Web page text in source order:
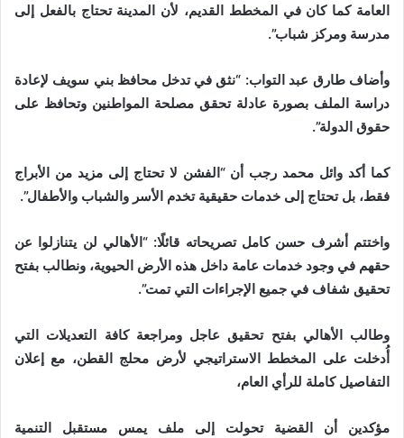
العامة كما كان في المخطط القديم، لأن المدينة تحتاج بالفعل إلى
مدرسة ومركز شباب”.
وأضاف طارق عبد التواب: “نثق في تدخل محافظ بني سويف لإعادة
دراسة الملف بصورة عادلة تحقق مصلحة المواطنين وتحافظ على
حقوق الدولة”.
كما أكد وائل محمد رجب أن “الفشن لا تحتاج إلى مزيد من الأبراج
فقط، بل تحتاج إلى خدمات حقيقية تخدم الأسر والشباب والأطفال”.
واختتم أشرف حسن كامل تصريحاته قائلًا: “الأهالي لن يتنازلوا عن
حقهم في وجود خدمات عامة داخل هذه الأرض الحيوية، ونطالب بفتح
تحقيق شفاف في جميع الإجراءات التي تمت”.
وطالب الأهالي بفتح تحقيق عاجل ومراجعة كافة التعديلات التي
أُدخلت على المخطط الاستراتيجي لأرض محلج القطن، مع إعلان
التفاصيل كاملة للرأي العام،
مؤكدين أن القضية تحولت إلى ملف يمس مستقبل التنمية